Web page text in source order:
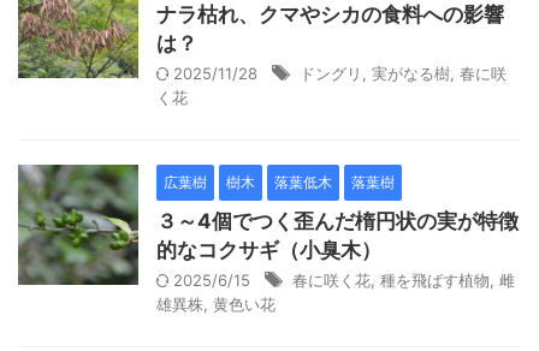
ナラ枯れ、クマやシカの食料への影響
は？
2025/11/28 ドングリ 実がなる樹 春に咲
く花
広葉樹 樹木 落葉低木 落葉樹
３～4個でつく歪んだ楕円状の実が特徴
的なコクサギ（小臭木）
2025/6/15 春に咲く花 種を飛ばす植物 雌
雄異株 黄色い花